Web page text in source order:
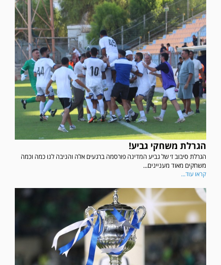
הגרלת משחקי גביע!
הגרלת סיבוב ז׳ של גביע המדינה פורסמה ברגעים אלה והניבה לנו כמה וכמה
משחקים מאוד מעניינים...
קראו עוד...